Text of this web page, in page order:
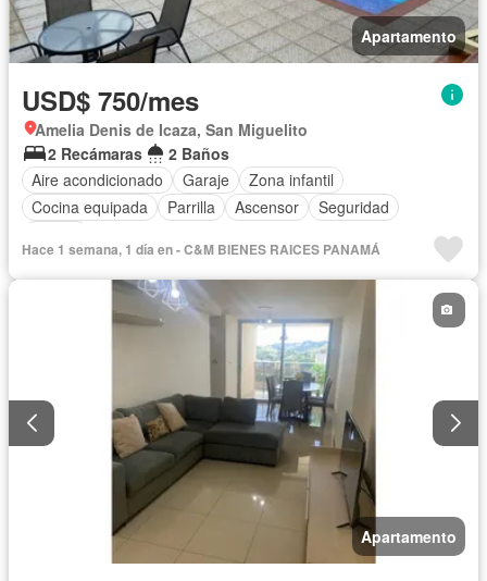
Apartamento
USD$ 750/mes
Amelia Denis de Icaza, San Miguelito
2 Recámaras
2 Baños
Aire acondicionado
Garaje
Zona infantil
Cocina equipada
Parrilla Ascensor
Seguridad
Hace 1 semana, 1 día en - C&M BIENES RAICES PANAMÁ
Apartamento